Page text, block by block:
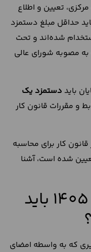
تعیین و اطلاع
می‌کند. بنابراین در سال ۱۴۰۵ باید حداقل مبلغ دستمزد
شده‌اند و تحت
به مصوبه شورای عالی
باید دستمزد یک
و مقررات قانون کار
کار برای محاسبه
شده است، آشنا
دستمزد کارگر سال ۱۴۰۵ باید
که به واسطه امضای